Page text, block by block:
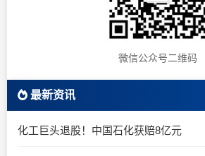
微信公众号二维码
最新资讯
化工巨头退股！中国石化获赔8亿元